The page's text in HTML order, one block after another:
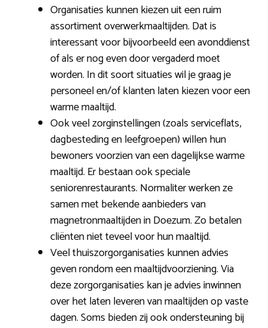
Organisaties kunnen kiezen uit een ruim
assortiment overwerkmaaltijden. Dat is
interessant voor bijvoorbeeld een avonddienst
of als er nog even door vergaderd moet
worden. In dit soort situaties wil je graag je
personeel en/of klanten laten kiezen voor een
warme maaltijd.
Ook veel zorginstellingen (zoals serviceflats,
dagbesteding en leefgroepen) willen hun
bewoners voorzien van een dagelijkse warme
maaltijd. Er bestaan ook speciale
seniorenrestaurants. Normaliter werken ze
samen met bekende aanbieders van
magnetronmaaltijden in Doezum. Zo betalen
cliënten niet teveel voor hun maaltijd.
Veel thuiszorgorganisaties kunnen advies
geven rondom een maaltijdvoorziening. Via
deze zorgorganisaties kan je advies inwinnen
over het laten leveren van maaltijden op vaste
dagen. Soms bieden zij ook ondersteuning bij